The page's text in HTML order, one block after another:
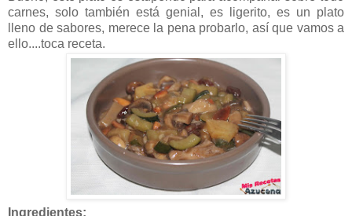
carnes, solo también está genial, es ligerito, es un plato
lleno de sabores, merece la pena probarlo, así que vamos a
ello....toca receta.
Ingredientes: